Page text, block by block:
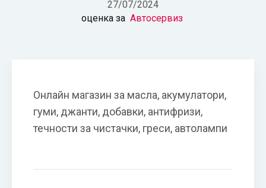
27/07/2024
оценка за Автосервиз
Онлайн магазин за масла, акумулатори,
гуми, джанти, добавки, антифризи,
течности за чистачки, греси, автолампи